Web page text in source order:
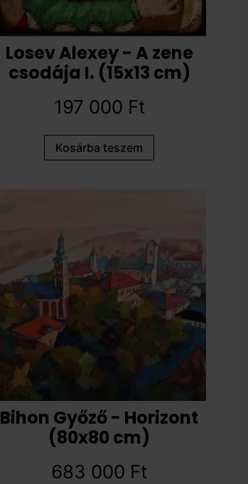
Losev Alexey - A zene
csodája I. (15x13 cm)
197 000 Ft
Kosárba teszem
Bihon Győző - Horizont
(80x80 cm)
683 000 Ft